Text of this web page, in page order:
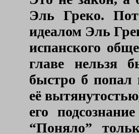
Эль Греко.
идеалом Эль
испанского
главе нельзя
быстро б попал
её
его
“Поняло”